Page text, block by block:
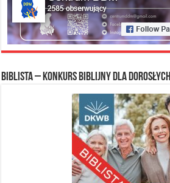
Biblista – konkurs biblijny dla dorosłych